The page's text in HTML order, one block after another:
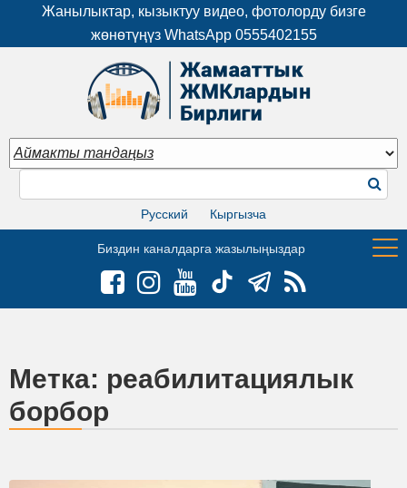
Жанылыктар, кызыктуу видео, фотолорду бизге
жөнөтүңүз WhatsApp 0555402155
Русский Кыргызча
Биздин каналдарга жазылыңыздар
Метка: реабилитациялык
борбор